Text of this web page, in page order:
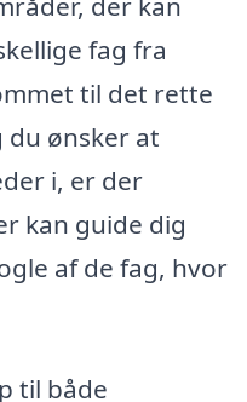
fag fra
til det rette
du ønsker at
i, er der
kan guide dig
af de fag, hvor
til både